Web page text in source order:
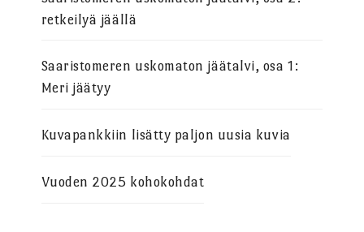
retkeilyä jäällä
Saaristomeren uskomaton jäätalvi, osa 1:
Meri jäätyy
Kuvapankkiin lisätty paljon uusia kuvia
Vuoden 2025 kohokohdat